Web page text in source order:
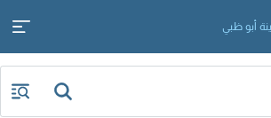
أبو ظبي